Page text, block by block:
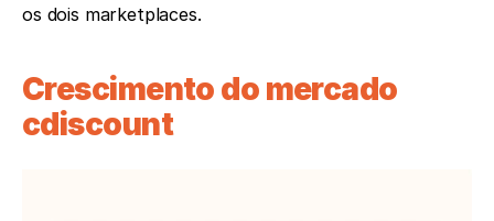
os dois marketplaces.
Crescimento do mercado
cdiscount